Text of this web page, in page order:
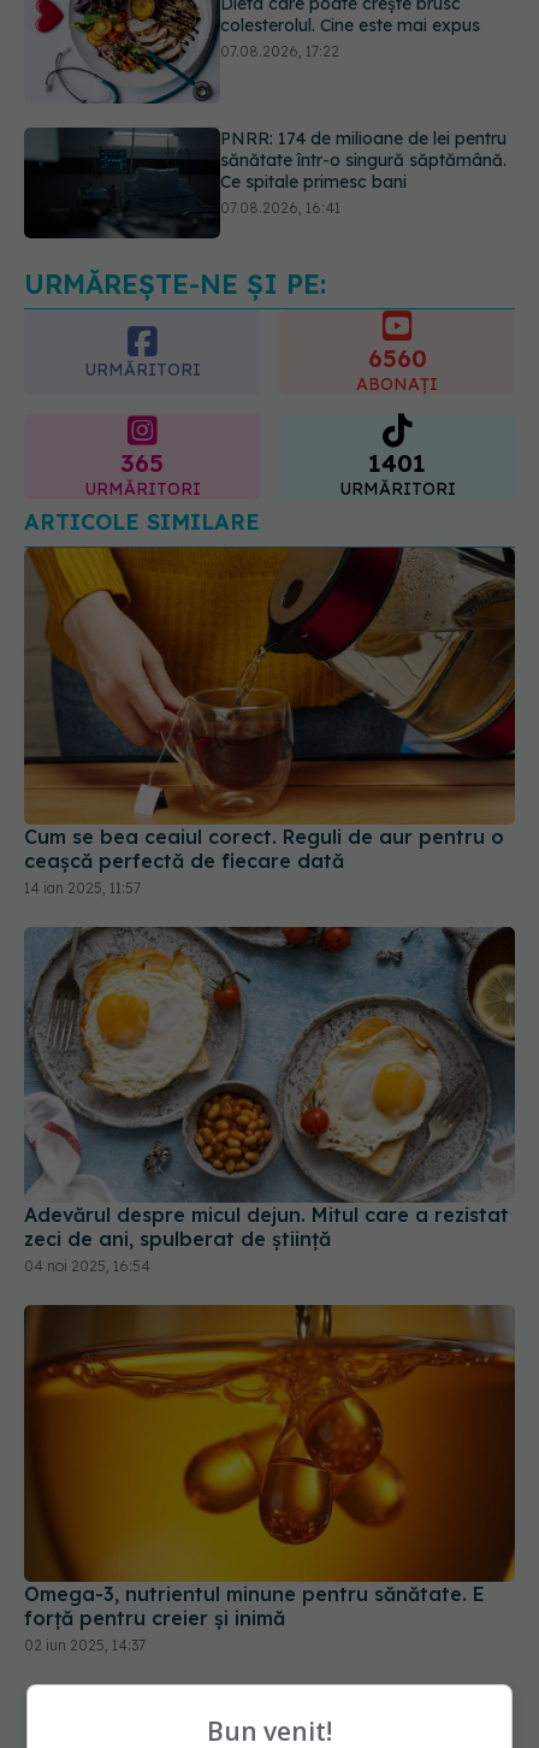
PNRR: 174 de milioane de lei pentru
Ce spune culoarea ta preferată
despre vârsta pe care o ai. Care
URMĂREȘTE-NE ȘI PE:
URMĂRITORI 6560
ABONAȚI
365
URMĂRITORI
1401
URMĂRITORI
ARTICOLE SIMILARE
Cum se bea ceaiul corect. Reguli de aur pentru o
ceașcă perfectă de fiecare dată
14 ian 2025, 11:57
Adevărul despre micul dejun. Mitul care a rezistat
zeci de ani, spulberat de știință
04 noi 2025, 16:54
Omega-3, nutrientul minune pentru sănătate. E
forță pentru creier și inimă
02 iun 2025, 14:37
Bun venit!